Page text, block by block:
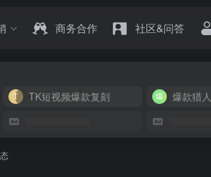
商务合作 社区&问答
TK短视频爆款复刻 爆款猎人